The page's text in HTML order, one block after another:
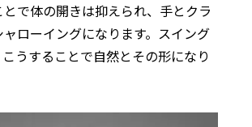
で体の開きは抑えられ、手とクラ
ローイングになります。スイング
うすることで自然とその形になり